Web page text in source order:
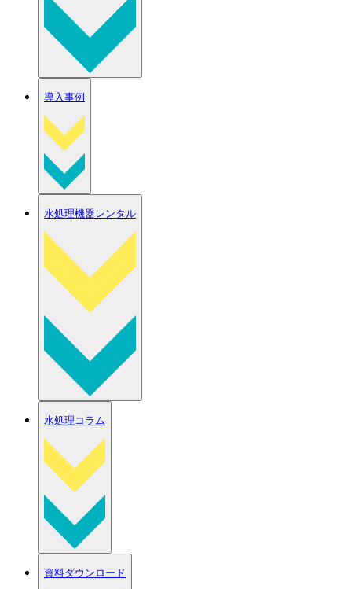
導入事例
水処理機器レンタル
水処理コラム
資料ダウンロード